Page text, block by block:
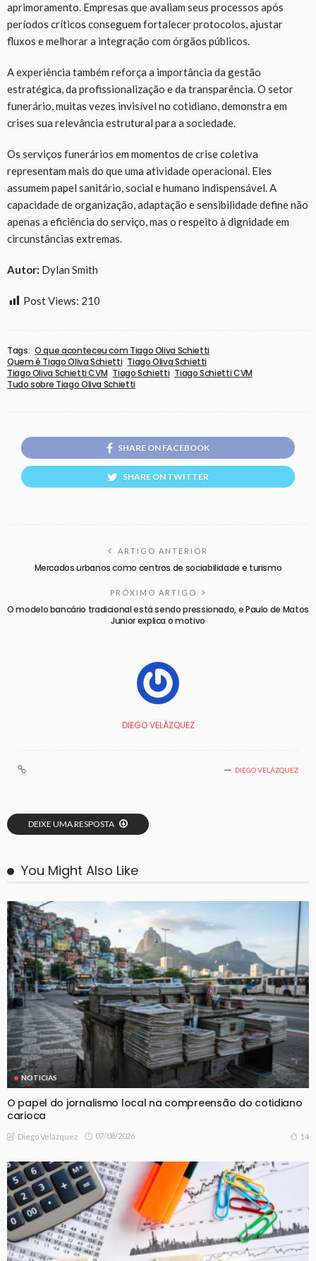
aprimoramento. Empresas que avaliam seus processos após
períodos críticos conseguem fortalecer protocolos, ajustar
fluxos e melhorar a integração com órgãos públicos.
A experiência também reforça a importância da gestão
estratégica, da profissionalização e da transparência. O setor
funerário, muitas vezes invisível no cotidiano, demonstra em
crises sua relevância estrutural para a sociedade.
Os serviços funerários em momentos de crise coletiva
representam mais do que uma atividade operacional. Eles
assumem papel sanitário, social e humano indispensável. A
capacidade de organização, adaptação e sensibilidade define não
apenas a eficiência do serviço, mas o respeito à dignidade em
circunstâncias extremas.
Autor: Dylan Smith
Post Views: 210
Tags: O que aconteceu com Tiago Oliva Schietti
Quem é Tiago Oliva Schietti Tiago Oliva Schietti
Tiago Oliva Schietti CVM Tiago Schietti Tiago Schietti CVM
Tudo sobre Tiago Oliva Schietti
SHARE ON FACEBOOK
SHARE ON TWITTER
ARTIGO ANTERIOR
Mercados urbanos como centros de sociabilidade e turismo
PRÓXIMO ARTIGO
O modelo bancário tradicional está sendo pressionado, e Paulo de Matos
Junior explica o motivo
DIEGO VELÁZQUEZ
DIEGO VELÁZQUEZ
DEIXE UMA RESPOSTA
You Might Also Like
NOTICIAS
O papel do jornalismo local na compreensão do cotidiano
carioca
Diego Velázquez 07/08/2026 14